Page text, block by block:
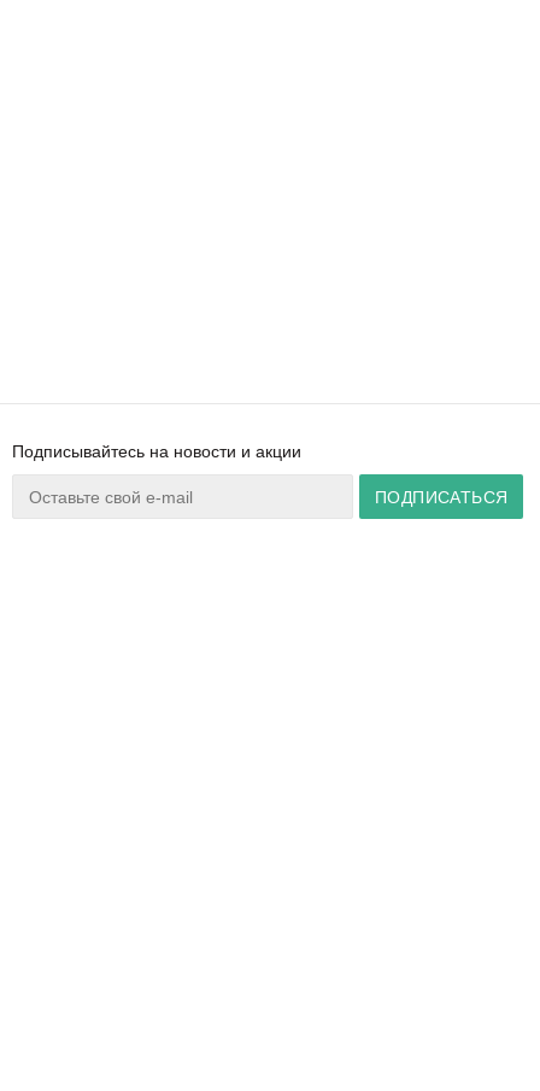
Подписывайтесь на новости и акции